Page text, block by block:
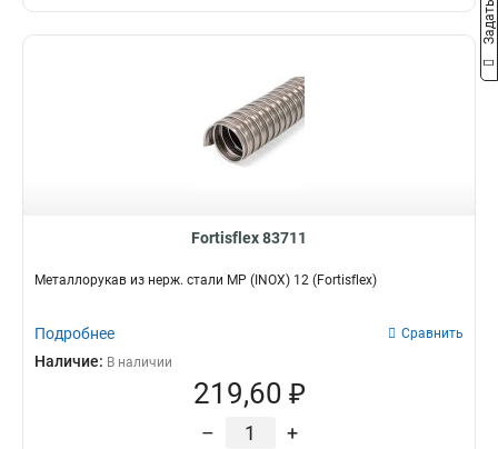
Fortisflex 83711
Металлорукав из нерж. стали МР (INOX) 12 (Fortisflex)
Подробнее Сравнить
Наличие: В наличии
219,60 ₽
– +